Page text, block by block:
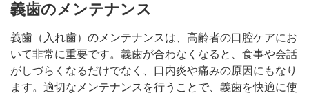
義歯のメンテナンス
義歯（入れ歯）のメンテナンスは、高齢者の口腔ケアにお
いて非常に重要です。義歯が合わなくなると、食事や会話
がしづらくなるだけでなく、口内炎や痛みの原因にもなり
ます。適切なメンテナンスを行うことで、義歯を快適に使